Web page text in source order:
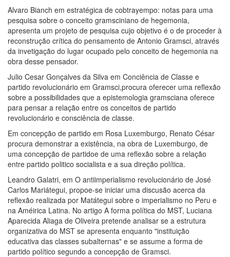
Alvaro Bianch em estratégica de cobtrayempo: notas para uma
pesquisa sobre o conceito gramsciniano de hegemonia,
apresenta um projeto de pesquisa cujo objetivo é o de proceder à
reconstrução crítica do pensamento de Antonio Gramsci, através
da invetigação do lugar ocupado pelo conceito de hegemonia na
obra desse pensador.
Julio Cesar Gonçalves da Silva em Conciência de Classe e
partido revolucionário em Gramsci,procura oferecer uma reflexão
sobre a possibilidades que a epistemologia gramsciana oferece
para pensar a relação entre os conceitos de partido
revolucionário e consciência de classe.
Em concepção de partido em Rosa Luxemburgo, Renato César
procura demonstrar a existência, na obra de Luxemburgo, de
uma concepção de partidoe de uma reflexão sobre a relação
entre partido politico socialista e a sua direção política.
Leandro Galatri, em O antiimperialismo revolucionário de José
Carlos Mariátegui, propoe-se iniciar uma discusão acerca da
reflexão realizada por Matátegui sobre o imperialismo no Peru e
na Améirica Latina. No artigo A forma política do MST, Luciana
Aparecida Aliaga de Oliveira pretende analisar se a estrutura
organizativa do MST se apresenta enquanto "instituição
educativa das classes subalternas" e se assume a forma de
partido político segundo a concepção de Gramsci.